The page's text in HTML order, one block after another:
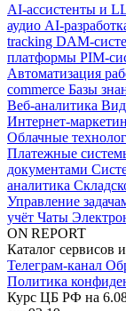
AI-ассистенты и
аудио AI-
tracking DAM-
платформы PIM-
Автоматизация
commerce Базы
Веб-аналитика
Интернет-
Облачные
Платежные
документами
аналитика
Управление
учёт Чаты
ON REPORT
Каталог сервисов
Телеграм-канал
Политика
Курс ЦБ РФ на